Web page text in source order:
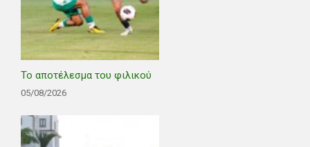
Το αποτέλεσμα του φιλικού
05/08/2026